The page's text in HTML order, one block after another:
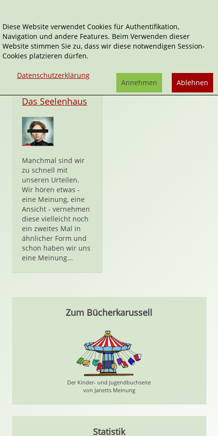
Hannah Kent
Das Seelenhaus
Manchmal sind wir
zu schnell mit
unseren Urteilen.
Wir hören etwas -
eine Meinung, eine
Ansicht - vernehmen
diese vielleicht noch
ein zweites Mal in
ähnlicher Form und
schon haben wir uns
eine Meinung...
Zum Bücherkarussell
Der Kinder- und Jugendbuchseite
von Janetts Meinung
Statistik
Diese Website verwendet Cookies für Authentifikation,
Navigation und andere Features. Beim Verwenden dieser
Website stimmen Sie zu, dass wir diese notwendigen Session-
Cookies platzieren dürfen.
Datenschutzerklärung
Ablehnen
Annehmen